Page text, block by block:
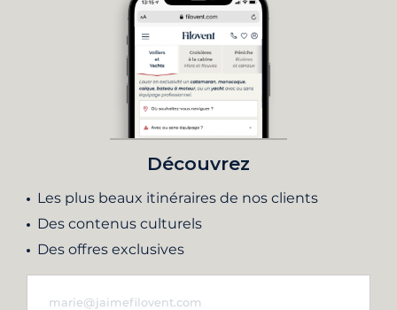
Découvrez
Les plus beaux itinéraires de nos clients
Des contenus culturels
Des offres exclusives